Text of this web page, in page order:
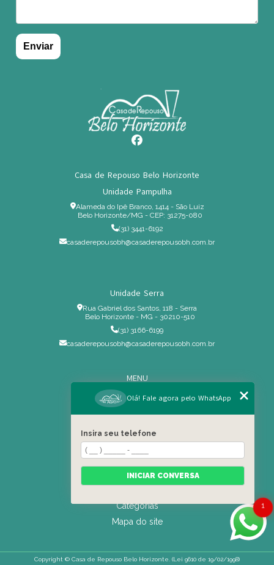
Casa de Repouso Belo Horizonte
Unidade Pampulha
Alameda do Ipê Branco, 1414 - São Luiz
Belo Horizonte/MG - CEP: 31275-080
(31) 3441-6192
casaderepousobh@casaderepousobh.com.br
Unidade Serra
Rua Gabriel dos Santos, 118 - Serra
Belo Horizonte - MG - 30210-510
(31) 3166-6199
casaderepousobh@casaderepousobh.com.br
MENU
Home
Institucional
Serviços Especiais
Blog
Residência
Categorias
Mapa do site
Copyright © Casa de Repouso Belo Horizonte. (Lei 9610 de 19/02/1998)
1
Olá! Fale agora pelo WhatsApp
Insira seu telefone
INICIAR CONVERSA